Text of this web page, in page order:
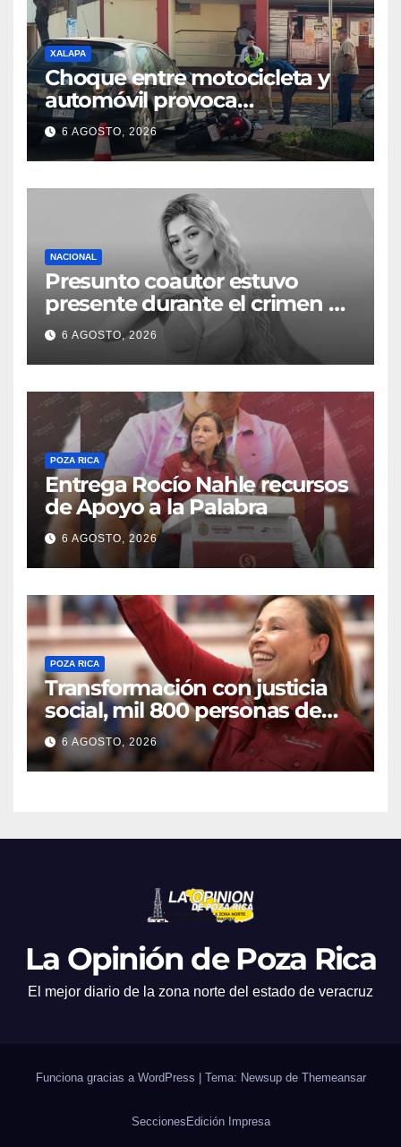
XALAPA
Choque entre motocicleta y
automóvil provoca
movilización en calles de
Xalapa
6 AGOSTO, 2026
NACIONAL
Presunto coautor estuvo
presente durante el crimen de
Valeria Márquez: Fiscalía
6 AGOSTO, 2026
POZA RICA
Entrega Rocío Nahle recursos
de Apoyo a la Palabra
6 AGOSTO, 2026
POZA RICA
Transformación con justicia
social, mil 800 personas de
siete municipios reciben
Apoyo a la Palabra: Rocío
Nahle
6 AGOSTO, 2026
La Opinión de Poza Rica
El mejor diario de la zona norte del estado de veracruz
Funciona gracias a WordPress Tema: Newsup de Themeansar
SeccionesEdición Impresa